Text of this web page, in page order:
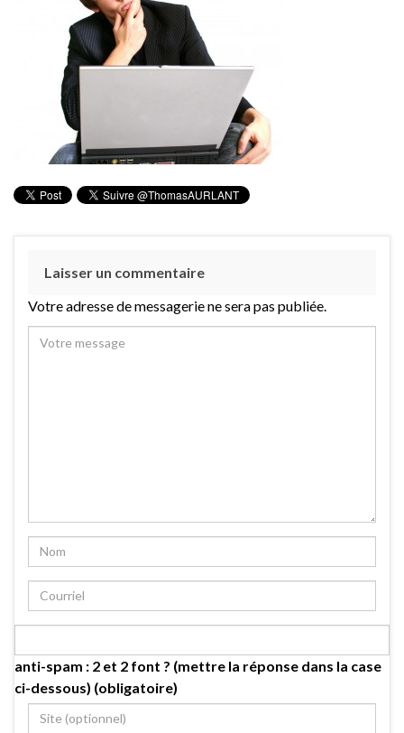
Laisser un commentaire
Votre adresse de messagerie ne sera pas publiée.
anti-spam : 2 et 2 font ? (mettre la réponse dans la case
ci-dessous) (obligatoire)